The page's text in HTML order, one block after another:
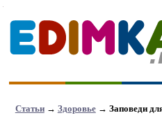
Статьи→ Здоровье→ Заповеди